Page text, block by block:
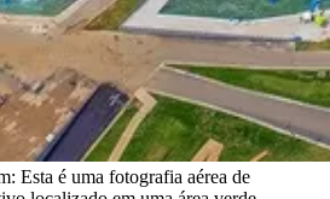
Esta é uma fotografia aérea de